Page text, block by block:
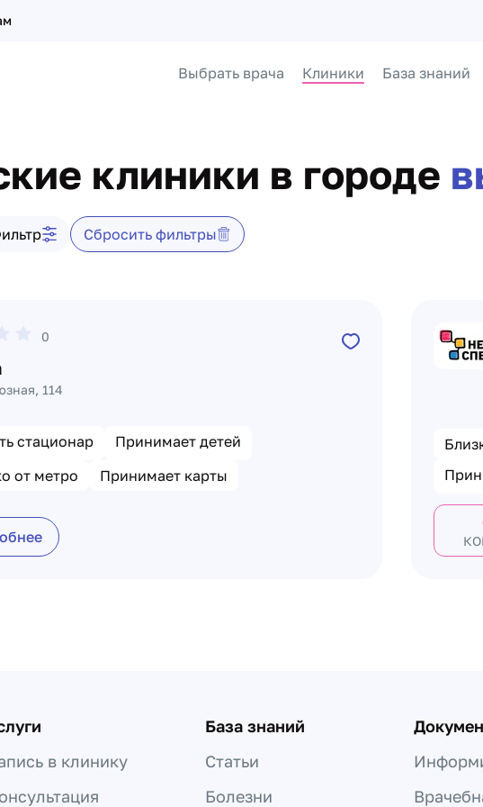
Выбрать врача Клиники База знаний
клиники в городе
Сбросить фильтры
0
114
стационар
Принимает детей
от метро Принимает карты
в клинику
База знаний
Статьи
Болезни